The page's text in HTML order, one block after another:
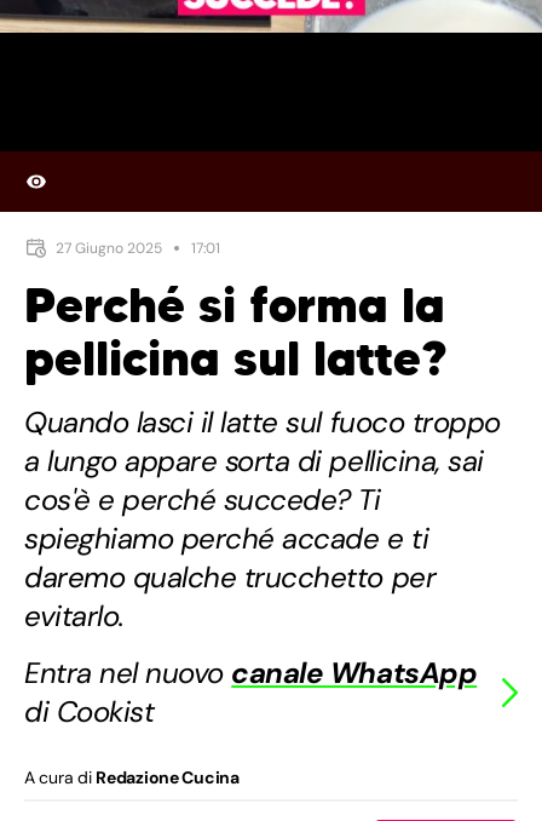
27 Giugno 2025 17:01
Perché si forma la
pellicina sul latte?
Quando lasci il latte sul fuoco troppo
a lungo appare sorta di pellicina, sai
cos'è e perché succede? Ti
spieghiamo perché accade e ti
daremo qualche trucchetto per
evitarlo.
Entra nel nuovo canale WhatsApp
di Cookist
A cura di Redazione Cucina